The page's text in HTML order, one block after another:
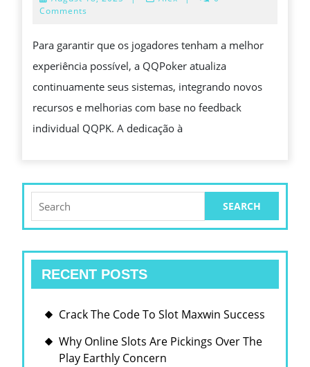
ATRAENTES
JOGADORES
QUE
BUSCAM
MUITO
MAIS
Comments
Para garantir que os jogadores tenham a melhor
experiência possível, a QQPoker atualiza
continuamente seus sistemas, integrando novos
recursos e melhorias com base no feedback
individual QQPK. A dedicação à
for:
RECENT POSTS
Crack The Code To Slot Maxwin Success
Why Online Slots Are Pickings Over The
Play Earthly Concern